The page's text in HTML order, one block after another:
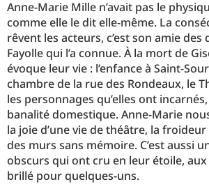
Anne-Marie Mille n’avait pas le
comme elle le dit elle-même. La
rêvent les acteurs, c’est son amie des
Fayolle qui l’a connue. À la mort de
évoque leur vie : l’enfance à Saint-
chambre de la rue des Rondeaux, le
les personnages qu’elles ont
banalité domestique. Anne-Marie
la joie d’une vie de théâtre, la
des murs sans mémoire. C’est aussi
obscurs qui ont cru en leur étoile,
brillé pour quelques-uns.